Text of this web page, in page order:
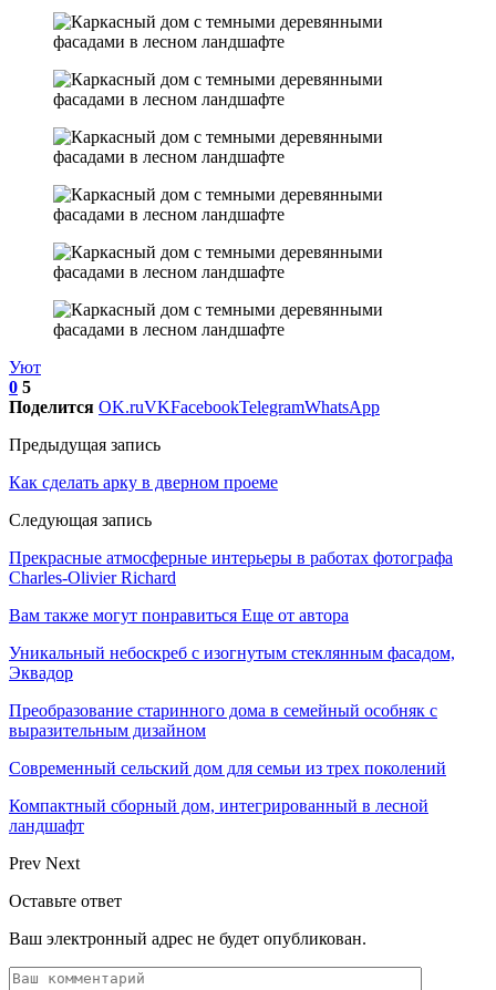
Уют
0 5
Поделится OK.ruVKFacebookTelegramWhatsApp
Предыдущая запись
Как сделать арку в дверном проеме
Следующая запись
Прекрасные атмосферные интерьеры в работах фотографа
Charles-Olivier Richard
Вам также могут понравиться Еще от автора
Уникальный небоскреб с изогнутым стеклянным фасадом,
Эквадор
Преобразование старинного дома в семейный особняк с
выразительным дизайном
Современный сельский дом для семьи из трех поколений
Компактный сборный дом, интегрированный в лесной
ландшафт
Prev Next
Оставьте ответ
Ваш электронный адрес не будет опубликован.